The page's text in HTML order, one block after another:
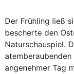
Der Frühling ließ
bescherte den
Naturschauspiel.
angenehmer Tag